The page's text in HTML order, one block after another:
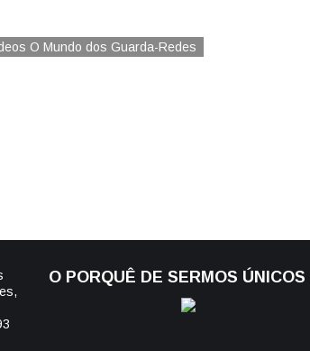
O Mundo dos Guarda-Redes
O PORQUÊ DE SERMOS ÚNICOS